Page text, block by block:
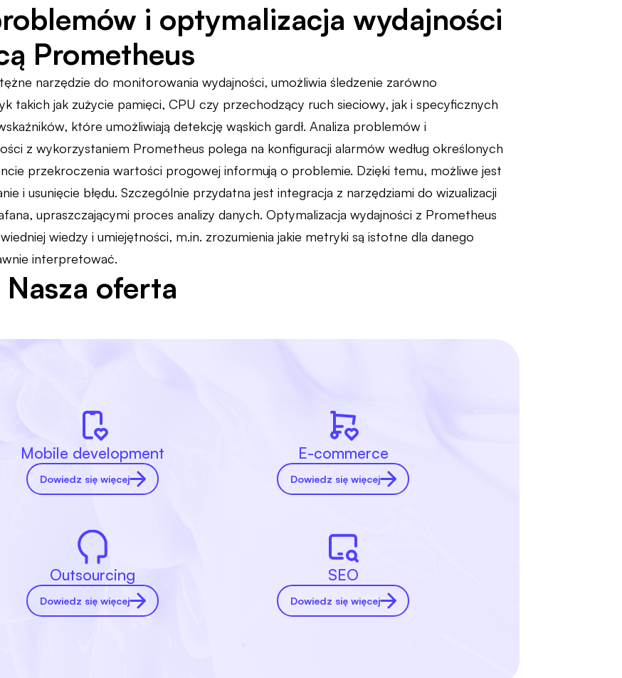
i optymalizacja wydajności
Prometheus
narzędzie do monitorowania wydajności, umożliwia śledzenie zarówno
takich jak zużycie pamięci, CPU czy przechodzący ruch sieciowy, jak i specyficznych
które umożliwiają detekcję wąskich gardł. Analiza problemów i
z wykorzystaniem Prometheus polega na konfiguracji alarmów według określonych
przekroczenia wartości progowej informują o problemie. Dzięki temu, możliwe jest
i usunięcie błędu. Szczególnie przydatna jest integracja z narzędziami do wizualizacji
upraszczającymi proces analizy danych. Optymalizacja wydajności z Prometheus
wiedzy i umiejętności, m.in. zrozumienia jakie metryki są istotne dla danego
interpretować.
Nasza oferta
Mobile development
Dowiedz się więcej
E-commerce
Dowiedz się więcej
Outsourcing
Dowiedz się więcej
SEO
Dowiedz się więcej